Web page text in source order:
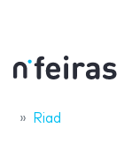
Riad